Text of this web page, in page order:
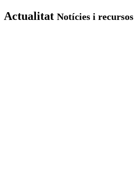
Actualitat Notícies i recursos